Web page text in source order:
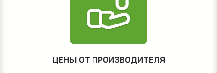
ЦЕНЫ ОТ ПРОИЗВОДИТЕЛЯ